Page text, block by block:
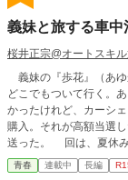
義妹と旅する車中
桜井正宗@オートスキ
義妹の『歩花』（あゆ
どこでもついて行く。
かったけれど、カーシ
購入。それが高額当選
送った。 回は、夏休
―。 ※カクヨムでも掲
青春 連載中 長編